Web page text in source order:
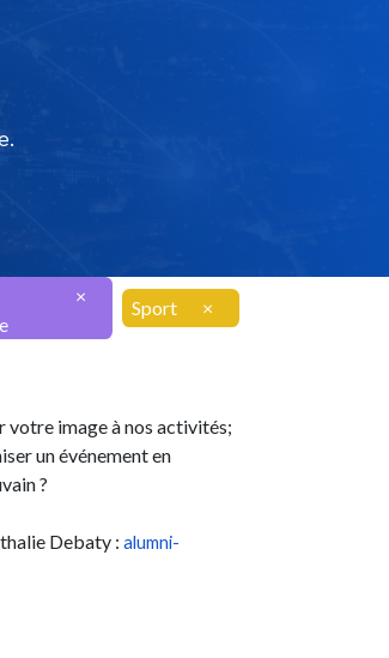
×
Sport ×
votre image à nos activités;
un événement en
?
Debaty : alumni-